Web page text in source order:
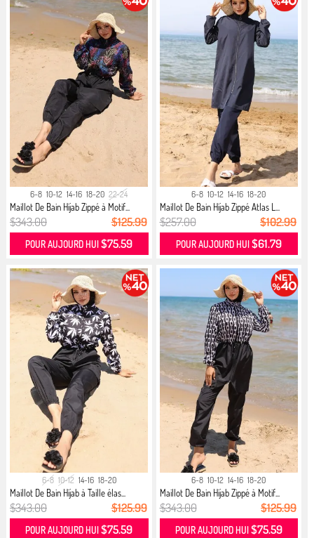
6-8 10-12 14-16 18-20 22-24
Maillot De Bain Hijab Zippé à Motif...
$343.00 $125.99
POUR AUJOURD HUI$75.59
6-8 10-12 14-16 18-20
Maillot De Bain Hijab Zippé Atlas L...
$257.00 $102.99
POUR AUJOURD HUI $61.79
6-8 10-12 14-16 18-20
Maillot De Bain Hijab à Taille élas...
$343.00 $125.99
POUR AUJOURD HUI$75.59
6-8 10-12 14-16 18-20
Maillot De Bain Hijab Zippé à Motif...
$343.00 $125.99
POUR AUJOURD HUI $75.59